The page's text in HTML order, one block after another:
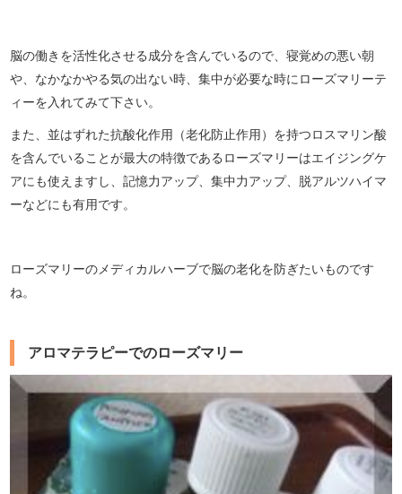
脳の働きを活性化させる成分を含んでいるので、寝覚めの悪い朝
や、なかなかやる気の出ない時、集中が必要な時にローズマリーテ
ィーを入れてみて下さい。
また、並はずれた抗酸化作用（老化防止作用）を持つロスマリン酸
を含んでいることが最大の特徴であるローズマリーはエイジングケ
アにも使えますし、記憶力アップ、集中力アップ、脱アルツハイマ
ーなどにも有用です。
ローズマリーのメディカルハーブで脳の老化を防ぎたいものです
ね。
アロマテラピーでのローズマリー